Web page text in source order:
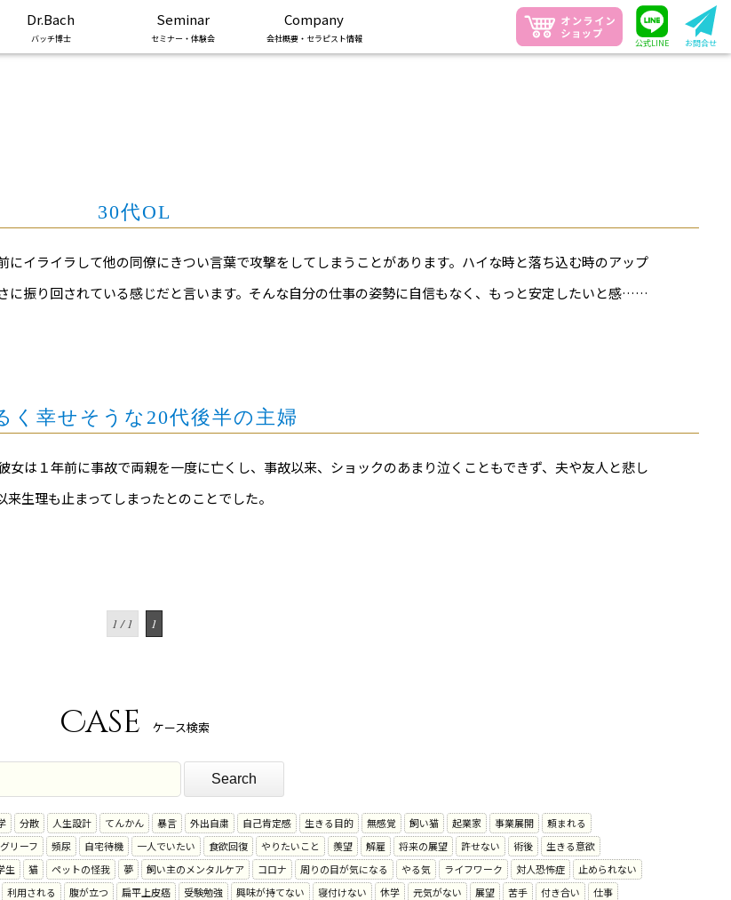
Dr.Bach
バッチ博士
Seminar
セミナー・体験会
Company
会社概要・セラピスト情報 公式LINE お問合せ
30代OL
にイライラして他の同僚にきつい言葉で攻撃をしてしまうことがあります。ハイな時と落ち込む時のアップ
に振り回されている感じだと言います。そんな自分の仕事の姿勢に自信もなく、もっと安定したいと感……
く幸せそうな20代後半の主婦
女は１年前に事故で両親を一度に亡くし、事故以来、ショックのあまり泣くこともできず、夫や友人と悲し
生理も止まってしまったとのことでした。
1 / 1 1
Case ケース検索
分散 人生設計 てんかん 暴言 外出自粛 自己肯定感 生きる目的 無感覚 飼い猫 起業家 事業展開
頼まれる
グリーフ 頻尿 自宅待機 一人でいたい 食欲回復 やりたいこと 羨望 解雇 将来の展望 許せない 術後
生きる意欲
生 猫 ペットの怪我 夢 飼い主のメンタルケア コロナ 周りの目が気になる やる気 ライフワーク 対人恐怖症
止められない
利用される 腹が立つ 扁平上皮癌 受験勉強 興味が持てない 寝付けない 休学 元気がない 展望 苦手 付き合い
仕事